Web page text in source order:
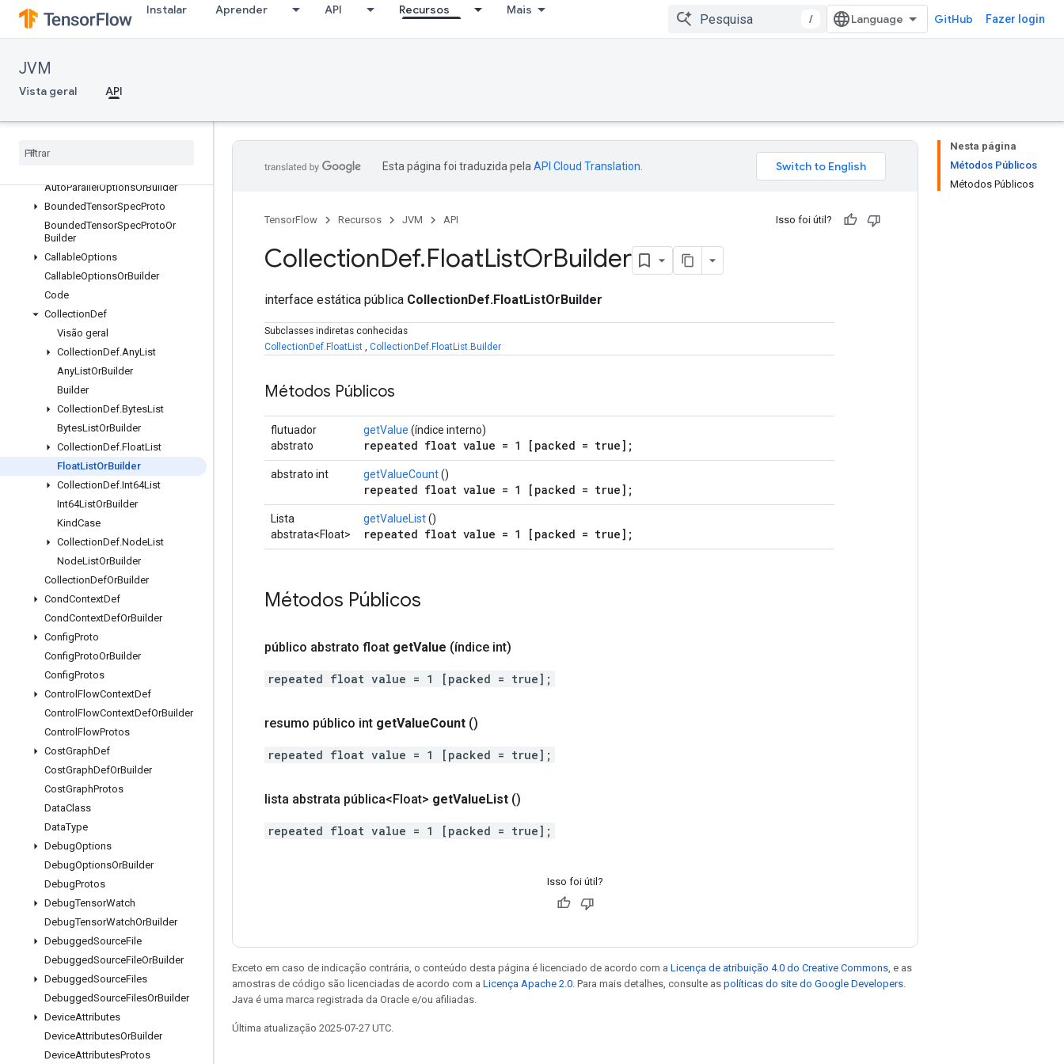
Instalar Aprender API Recursos Mais
/ GitHub Fazer login
JVM
Vista geral API
ApiDefProtos
ApiDefs
AssetFileDef
AssetFileDefOrBuilder
Attr
AutoParallelOptionsOrBuilder
BoundedTensorSpecProto
BoundedTensorSpecProtoOr
Builder
CallableOptions
CallableOptionsOrBuilder
Code
CollectionDef
Visão geral
CollectionDef.AnyList
AnyListOrBuilder
Builder
CollectionDef.BytesList
BytesListOrBuilder
CollectionDef.FloatList
FloatListOrBuilder
CollectionDef.Int64List
Int64ListOrBuilder
KindCase
CollectionDef.NodeList
NodeListOrBuilder
CollectionDefOrBuilder
CondContextDef
CondContextDefOrBuilder
ConfigProto
ConfigProtoOrBuilder
ConfigProtos
Control FlowContextDef
Control FlowContextDefOrBuilder
Control FlowProtos
CostGraphDef
CostGraphDefOrBuilder
CostGraphProtos
DataClass
DataType
DebugOptions
DebugOptionsOrBuilder
DebugProtos
DebugTensorWatch
DebugTensorWatchOrBuilder
DebuggedSourceFile
DebuggedSourceFileOrBuilder
DebuggedSourceFiles
DebuggedSourceFilesOrBuilder
DeviceAttributes
DeviceAttributesOrBuilder
DeviceAttributesProtos
Nesta página
Métodos Públicos
Métodos Públicos
Esta página foi traduzida pela API Cloud Translation
TensorFlow Recursos JVM API Isso foi útil?
CollectionDef.FloatListOrBuilder
interface estática pública CollectionDef.FloatListOrBuilder
Subclasses indiretas conhecidas
CollectionDef.FloatList , CollectionDef.FloatList.Builder
Métodos Públicos
flutuador
abstrato
getValue (índice interno)
repeated float value = 1 [packed = true];
abstrato int getValueCount()
repeated float value = 1 [packed = true];
Lista
abstrata<Float>
getValueList()
repeated float value = 1 [packed = true];
Métodos Públicos
público abstrato float getValue (índice int)
repeated float value = 1 [packed = true];
resumo público int getValueCount ()
repeated float value = 1 [packed = true];
lista abstrata pública<Float> getValueList ()
repeated float value = 1 [packed = true];
Isso foi útil?
Exceto em caso de indicação contrária, o conteúdo desta página é licenciado de acordo com a Licença de atribuição 4.0 do Creative Commons , e as
amostras de código são licenciadas de acordo com a Licença Apache 2.0 . Para mais detalhes, consulte as políticas do site do Google Developers
Java é uma marca registrada da Oracle e/ou afiliadas.
Última atualização 2025-07-27 UTC.